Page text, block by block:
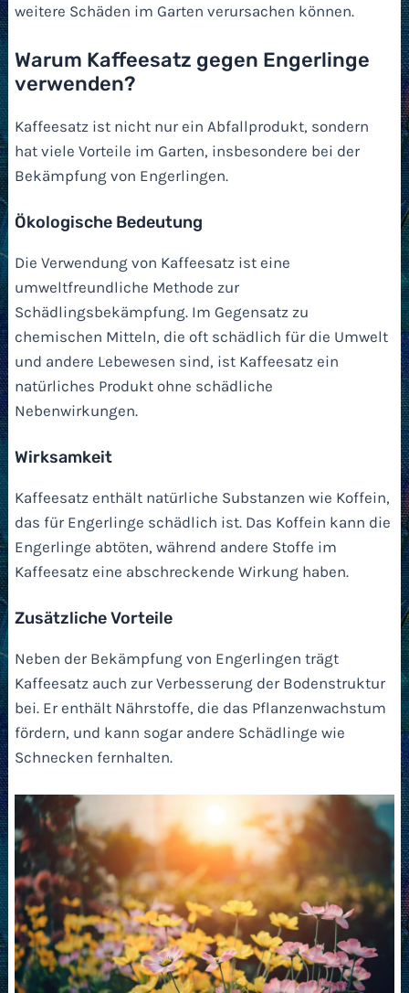
weitere Schäden im Garten verursachen können.
Warum Kaffeesatz gegen Engerlinge
verwenden?
Kaffeesatz ist nicht nur ein Abfallprodukt, sondern
hat viele Vorteile im Garten, insbesondere bei der
Bekämpfung von Engerlingen.
Ökologische Bedeutung
Die Verwendung von Kaffeesatz ist eine
umweltfreundliche Methode zur
Schädlingsbekämpfung. Im Gegensatz zu
chemischen Mitteln, die oft schädlich für die Umwelt
und andere Lebewesen sind, ist Kaffeesatz ein
natürliches Produkt ohne schädliche
Nebenwirkungen.
Wirksamkeit
Kaffeesatz enthält natürliche Substanzen wie Koffein,
das für Engerlinge schädlich ist. Das Koffein kann die
Engerlinge abtöten, während andere Stoffe im
Kaffeesatz eine abschreckende Wirkung haben.
Zusätzliche Vorteile
Neben der Bekämpfung von Engerlingen trägt
Kaffeesatz auch zur Verbesserung der Bodenstruktur
bei. Er enthält Nährstoffe, die das Pflanzenwachstum
fördern, und kann sogar andere Schädlinge wie
Schnecken fernhalten.